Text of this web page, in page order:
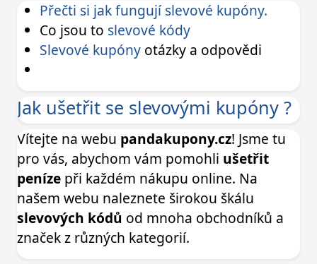
Přečti si jak fungují slevové kupóny.
Co jsou to slevové kódy
Slevové kupóny otázky a odpovědi
Jak ušetřit se slevovými kupóny ?
Vítejte na webu pandakupony.cz! Jsme tu
pro vás, abychom vám pomohli ušetřit
peníze při každém nákupu online. Na
našem webu naleznete širokou škálu
slevových kódů od mnoha obchodníků a
značek z různých kategorií.